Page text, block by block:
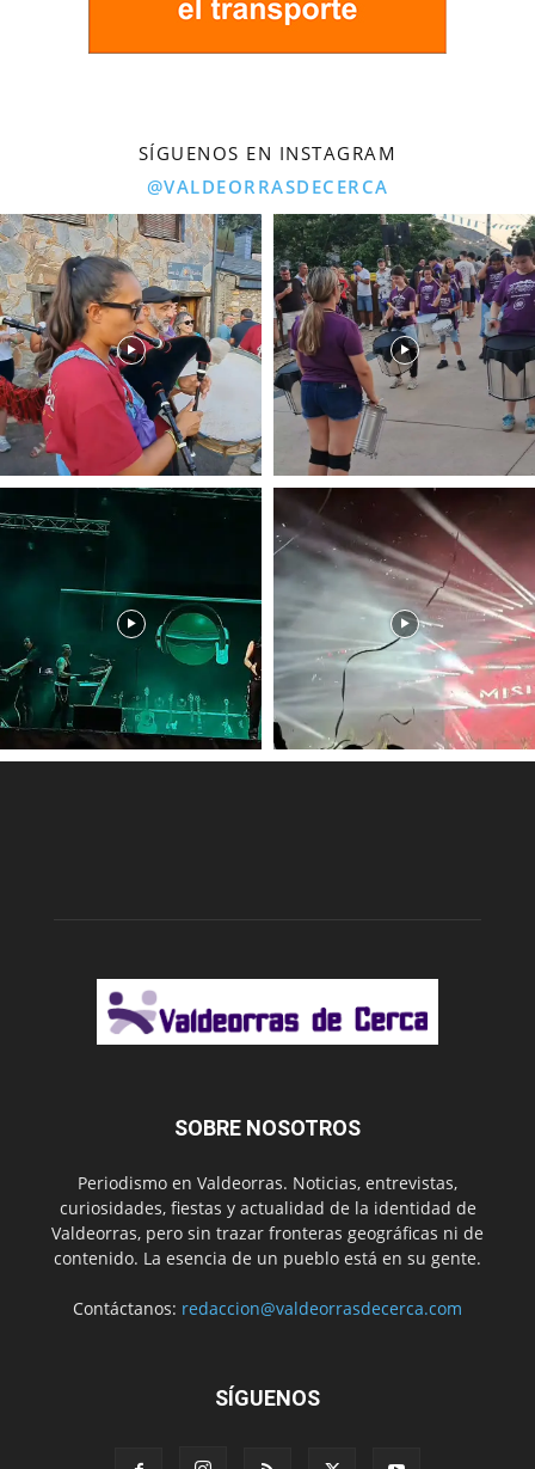
SÍGUENOS EN INSTAGRAM
@VALDEORRASDECERCA
SOBRE NOSOTROS
Periodismo en Valdeorras. Noticias, entrevistas,
curiosidades, fiestas y actualidad de la identidad de
Valdeorras, pero sin trazar fronteras geográficas ni de
contenido. La esencia de un pueblo está en su gente.
Contáctanos: redaccion@valdeorrasdecerca.com
SÍGUENOS